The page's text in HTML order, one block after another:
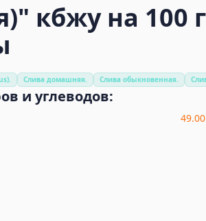
кбжу на 100
Слива домашняя. Слива обыкновенная.
и углеводов:
49.00